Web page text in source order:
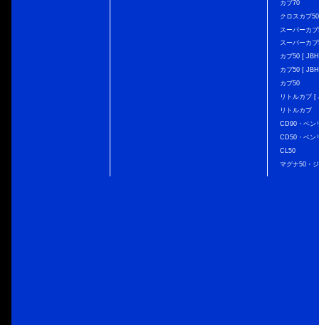
カブ70
クロスカブ
スーパーカ
スーパーカ
カブ50 [
カブ50 [
カブ50
リトルカブ
リトルカブ
CD90・ベン
CD50・ベン
CL50
マグナ50・